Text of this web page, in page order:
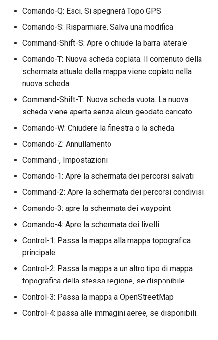
Comando-Q: Esci. Si spegnerà Topo GPS
Comando-S: Risparmiare. Salva una modifica
Command-Shift-S: Apre o chiude la barra laterale
Comando-T: Nuova scheda copiata. Il contenuto della
schermata attuale della mappa viene copiato nella
nuova scheda.
Command-Shift-T: Nuova scheda vuota. La nuova
scheda viene aperta senza alcun geodato caricato
Comando-W: Chiudere la finestra o la scheda
Comando-Z: Annullamento
Command-, Impostazioni
Comando-1: Apre la schermata dei percorsi salvati
Command-2: Apre la schermata dei percorsi condivisi
Comando-3: apre la schermata dei waypoint
Comando-4: Apre la schermata dei livelli
Control-1: Passa la mappa alla mappa topografica
principale
Control-2: Passa la mappa a un altro tipo di mappa
topografica della stessa regione, se disponibile
Control-3: Passa la mappa a OpenStreetMap
Control-4: passa alle immagini aeree, se disponibili.